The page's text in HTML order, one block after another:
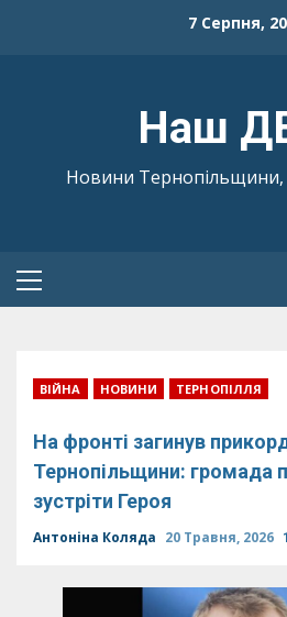
7 Серпня,
Наш
Новини Тернопільщини,
Primary
ВІЙНА НОВИНИ ТЕРНОПІЛЛЯ
На фронті загинув
Тернопільщини: громада
зустріти Героя
Антоніна Коляда 20 Травня, 2026